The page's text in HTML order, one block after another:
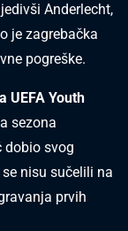
Anderlecht,
je zagrebačka
pogreške.
UEFA Youth
sezona
dobio svog
nisu sučelili na
prvih